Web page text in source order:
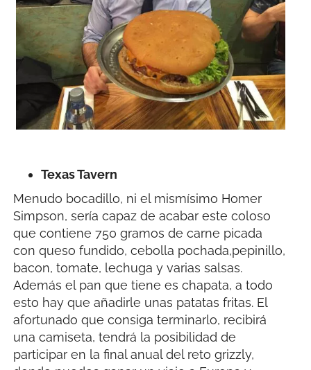
Texas Tavern
Menudo bocadillo, ni el mismísimo Homer
Simpson, sería capaz de acabar este coloso
que contiene 750 gramos de carne picada
con queso fundido, cebolla pochada,pepinillo,
bacon, tomate, lechuga y varias salsas.
Además el pan que tiene es chapata, a todo
esto hay que añadirle unas patatas fritas. El
afortunado que consiga terminarlo, recibirá
una camiseta, tendrá la posibilidad de
participar en la final anual del reto grizzly,